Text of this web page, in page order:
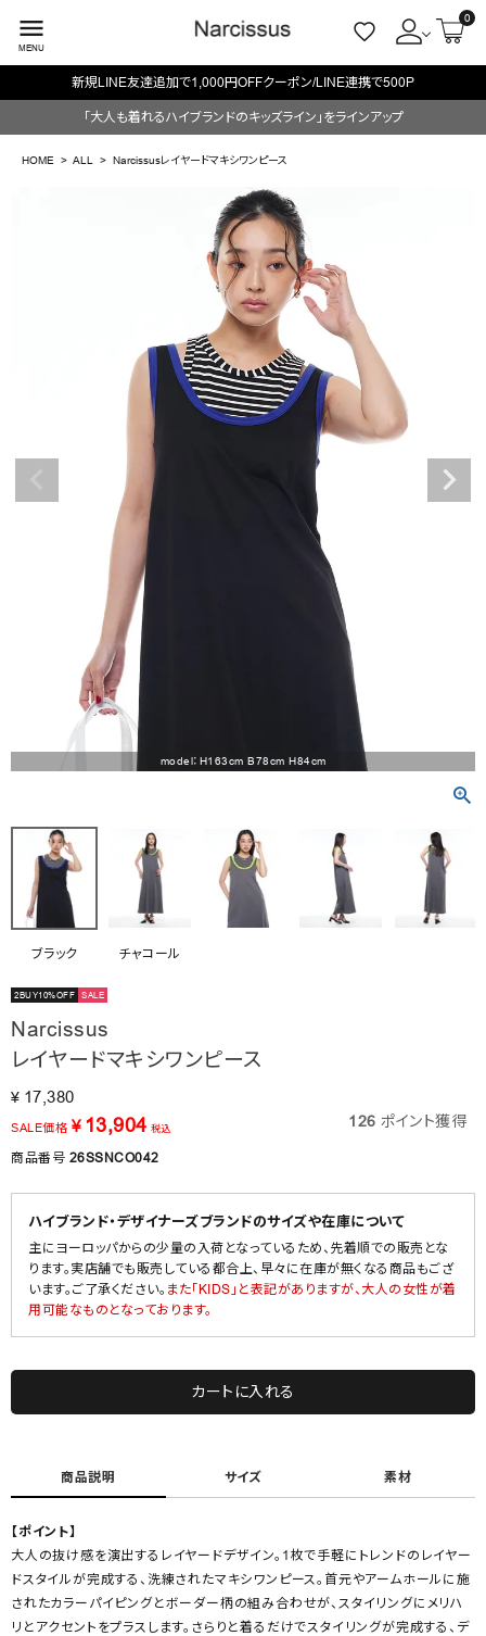
menu
MENU
0
ようこそ ゲスト 様
search
COMING SOON
JOURNAL
はじめてご利用の方へ
お問い合わせ
新規LINE友達追加で1,000円OFFクーポン/LINE連携で500P
「大人も着れるハイブランドのキッズライン」をラインアップ
HOME ALL Narcissusレイヤードマキシワンピース
model：H163cm B78cm H84cm
ブラック チャコール
2BUY10%OFF SALE
Narcissus
レイヤードマキシワンピース
¥ 17,380
SALE価格 ¥ 13,904 税込 126 ポイント獲得
商品番号 26SSNCO042
ハイブランド・デザイナーズブランドのサイズや在庫について
主にヨーロッパからの少量の入荷となっているため、先着順での販売とな
ります。実店舗でも販売している都合上、早々に在庫が無くなる商品もござ
います。ご了承ください。 また「KIDS」と表記がありますが、大人の女性が着
用可能なものとなっております。
カートに入れる
商品説明 サイズ 素材
【ポイント】
大人の抜け感を演出するレイヤードデザイン。1枚で手軽にトレンドのレイヤー
ドスタイルが完成する、洗練されたマキシワンピース。首元やアームホールに施
されたカラーパイピングとボーダー柄の組み合わせが、スタイリングにメリハ
リとアクセントをプラスします。さらりと着るだけでスタイリングが完成する、デ